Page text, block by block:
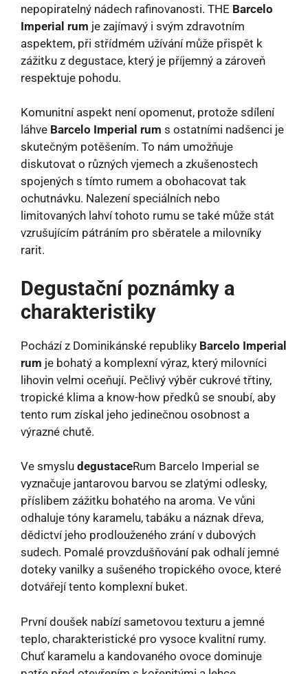
nepopiratelný nádech rafinovanosti. THE Barcelo
Imperial rum je zajímavý i svým zdravotním
aspektem, při střídmém užívání může přispět k
zážitku z degustace, který je příjemný a zároveň
respektuje pohodu.
Komunitní aspekt není opomenut, protože sdílení
láhve Barcelo Imperial rum s ostatními nadšenci je
skutečným potěšením. To nám umožňuje
diskutovat o různých vjemech a zkušenostech
spojených s tímto rumem a obohacovat tak
ochutnávku. Nalezení speciálních nebo
limitovaných lahví tohoto rumu se také může stát
vzrušujícím pátráním pro sběratele a milovníky
rarit.
Degustační poznámky a
charakteristiky
Pochází z Dominikánské republiky Barcelo Imperial
rum je bohatý a komplexní výraz, který milovníci
lihovin velmi oceňují. Pečlivý výběr cukrové třtiny,
tropické klima a know-how předků se snoubí, aby
tento rum získal jeho jedinečnou osobnost a
výrazné chutě.
Ve smyslu degustaceRum Barcelo Imperial se
vyznačuje jantarovou barvou se zlatými odlesky,
příslibem zážitku bohatého na aroma. Ve vůni
odhaluje tóny karamelu, tabáku a náznak dřeva,
dědictví jeho prodlouženého zrání v dubových
sudech. Pomalé provzdušňování pak odhalí jemné
doteky vanilky a sušeného tropického ovoce, které
dotvářejí tento komplexní buket.
První doušek nabízí sametovou texturu a jemné
teplo, charakteristické pro vysoce kvalitní rumy.
Chuť karamelu a kandovaného ovoce dominuje